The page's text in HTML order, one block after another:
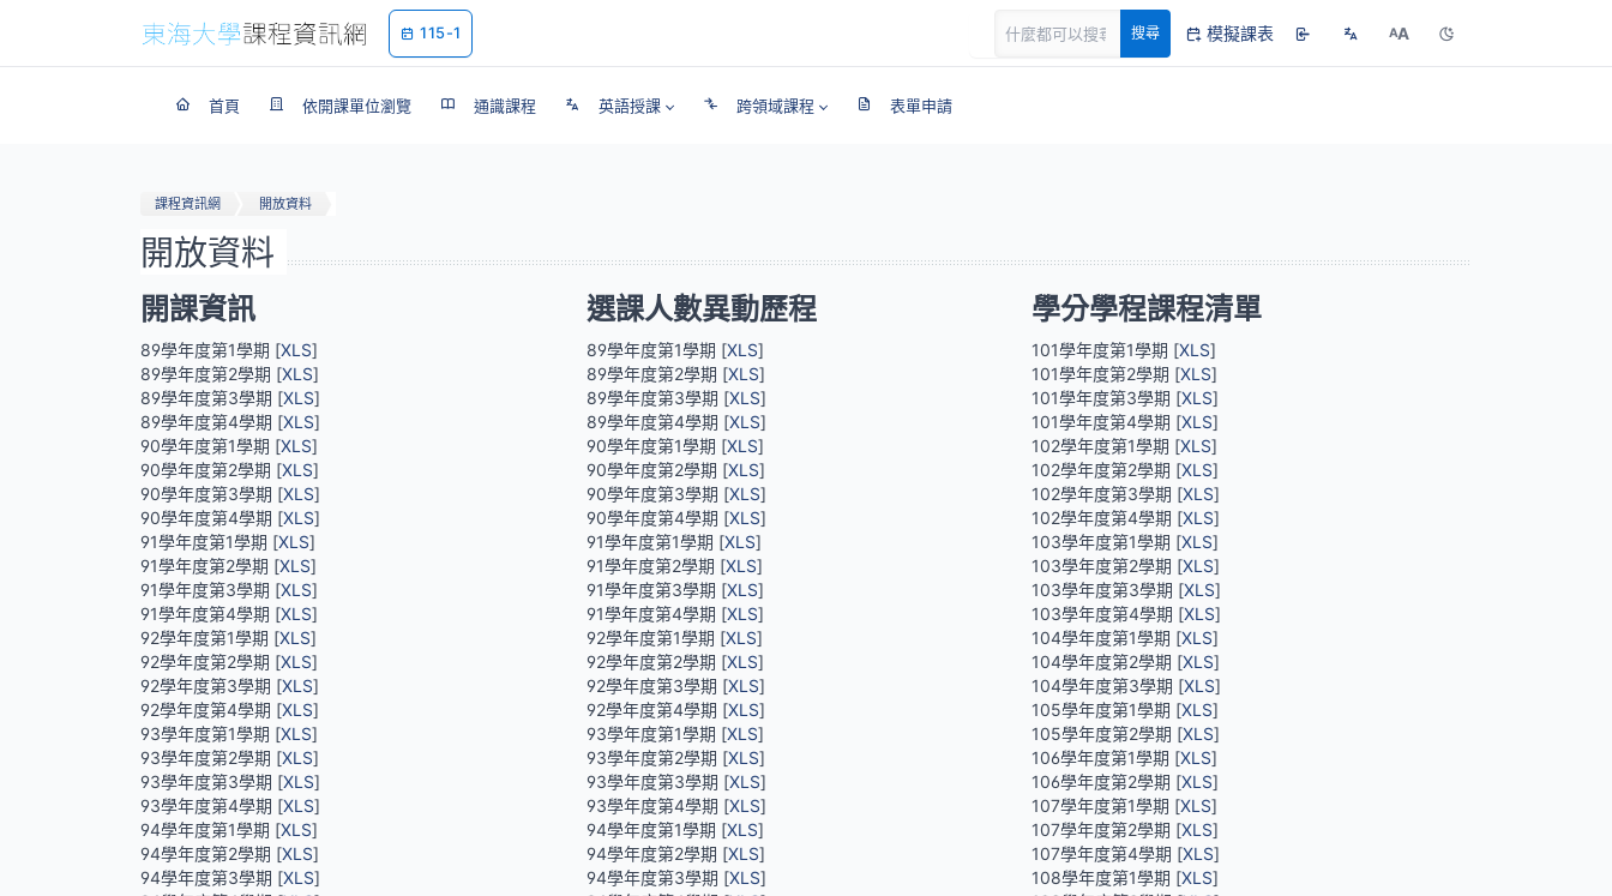
115-1 搜尋 模擬課表 AA
首頁 依開課單位瀏覽 通識課程 英語授課 跨領域課程 表單申請
課程資訊網 開放資料
開放資料
開課資訊
89學年度第1學期 [XLS]
89學年度第2學期 [XLS]
89學年度第3學期 [XLS]
89學年度第4學期 [XLS]
90學年度第1學期 [XLS]
90學年度第2學期 [XLS]
90學年度第3學期 [XLS]
90學年度第4學期 [XLS]
91學年度第1學期 [XLS]
91學年度第2學期 [XLS]
91學年度第3學期 [XLS]
91學年度第4學期 [XLS]
92學年度第1學期 [XLS]
92學年度第2學期 [XLS]
92學年度第3學期 [XLS]
92學年度第4學期 [XLS]
93學年度第1學期 [XLS]
93學年度第2學期 [XLS]
93學年度第3學期 [XLS]
93學年度第4學期 [XLS]
94學年度第1學期 [XLS]
94學年度第2學期 [XLS]
94學年度第3學期 [XLS]
選課人數異動歷程
89學年度第1學期 [XLS]
89學年度第2學期 [XLS]
89學年度第3學期 [XLS]
89學年度第4學期 [XLS]
90學年度第1學期 [XLS]
90學年度第2學期 [XLS]
90學年度第3學期 [XLS]
90學年度第4學期 [XLS]
91學年度第1學期 [XLS]
91學年度第2學期 [XLS]
91學年度第3學期 [XLS]
91學年度第4學期 [XLS]
92學年度第1學期 [XLS]
92學年度第2學期 [XLS]
92學年度第3學期 [XLS]
92學年度第4學期 [XLS]
93學年度第1學期 [XLS]
93學年度第2學期 [XLS]
93學年度第3學期 [XLS]
93學年度第4學期 [XLS]
94學年度第1學期 [XLS]
94學年度第2學期 [XLS]
94學年度第3學期 [XLS]
學分學程課程清單
101學年度第1學期 [XLS]
101學年度第2學期 [XLS]
101學年度第3學期 [XLS]
101學年度第4學期 [XLS]
102學年度第1學期 [XLS]
102學年度第2學期 [XLS]
102學年度第3學期 [XLS]
102學年度第4學期 [XLS]
103學年度第1學期 [XLS]
103學年度第2學期 [XLS]
103學年度第3學期 [XLS]
103學年度第4學期 [XLS]
104學年度第1學期 [XLS]
104學年度第2學期 [XLS]
104學年度第3學期 [XLS]
105學年度第1學期 [XLS]
105學年度第2學期 [XLS]
106學年度第1學期 [XLS]
106學年度第2學期 [XLS]
107學年度第1學期 [XLS]
107學年度第2學期 [XLS]
107學年度第4學期 [XLS]
108學年度第1學期 [XLS]